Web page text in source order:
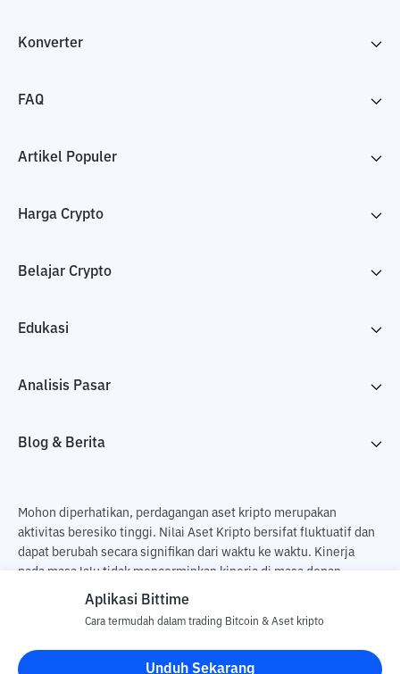
Konverter
FAQ
Artikel Populer
Harga Crypto
Belajar Crypto
Edukasi
Analisis Pasar
Blog & Berita
Mohon diperhatikan, perdagangan aset kripto merupakan
aktivitas beresiko tinggi. Nilai Aset Kripto bersifat fluktuatif dan
dapat berubah secara signifikan dari waktu ke waktu. Kinerja
pada masa lalu tidak mencerminkan kinerja di masa depan.
Terdapat risiko kehilangan sebagai dampak dari membeli dan
pengguna. PT Utama Aset Digital Indonesia (Bittime) tidak
bertanggung jawab atas perubahan fluktuasi dari nilai tukar Aset
Kripto.
Aplikasi Bittime
Cara termudah dalam trading Bitcoin & Aset kripto
Unduh Sekarang